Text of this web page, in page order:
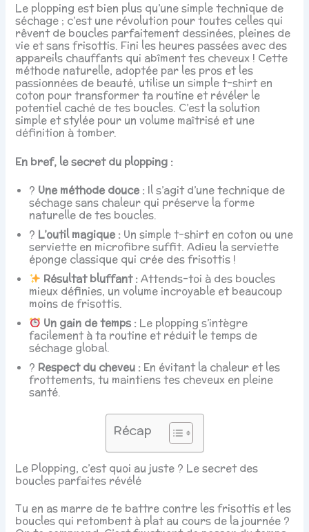
Le plopping est bien plus qu’une simple technique de
séchage ; c’est une révolution pour toutes celles qui
rêvent de boucles parfaitement dessinées, pleines de
vie et sans frisottis. Fini les heures passées avec des
appareils chauffants qui abîment tes cheveux ! Cette
méthode naturelle, adoptée par les pros et les
passionnées de beauté, utilise un simple t-shirt en
coton pour transformer ta routine et révéler le
potentiel caché de tes boucles. C’est la solution
simple et stylée pour un volume maîtrisé et une
définition à tomber.
En bref, le secret du plopping :
? Une méthode douce : Il s’agit d’une technique de
séchage sans chaleur qui préserve la forme
naturelle de tes boucles.
? L’outil magique : Un simple t-shirt en coton ou une
serviette en microfibre suffit. Adieu la serviette
éponge classique qui crée des frisottis !
Résultat bluffant :Attends-toi à des boucles
mieux définies, un volume incroyable et beaucoup
moins de frisottis.
Un gain de temps : Le plopping s’intègre
facilement à ta routine et réduit le temps de
séchage global.
? Respect du cheveu : En évitant la chaleur et les
frottements, tu maintiens tes cheveux en pleine
santé.
Récap
Le Plopping, c’est quoi au juste ? Le secret des
boucles parfaites révélé
Tu en as marre de te battre contre les frisottis et les
boucles qui retombent à plat au cours de la journée ?